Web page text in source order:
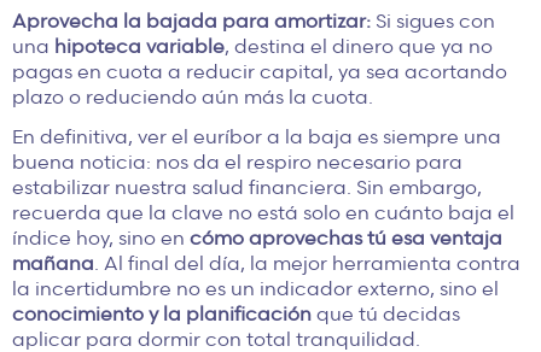
Aprovecha la bajada para amortizar: Si sigues con
una hipoteca variable, destina el dinero que ya no
pagas en cuota a reducir capital, ya sea acortando
plazo o reduciendo aún más la cuota.
En definitiva, ver el euríbor a la baja es siempre una
buena noticia: nos da el respiro necesario para
estabilizar nuestra salud financiera. Sin embargo,
recuerda que la clave no está solo en cuánto baja el
índice hoy, sino en cómo aprovechas tú esa ventaja
mañana . Al final del día, la mejor herramienta contra
la incertidumbre no es un indicador externo, sino el
conocimiento y la planificación que tú decidas
aplicar para dormir con total tranquilidad.